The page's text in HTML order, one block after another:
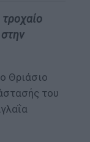
Θριάσιο
του